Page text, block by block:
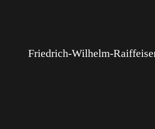
Friedrich-Wilhelm-